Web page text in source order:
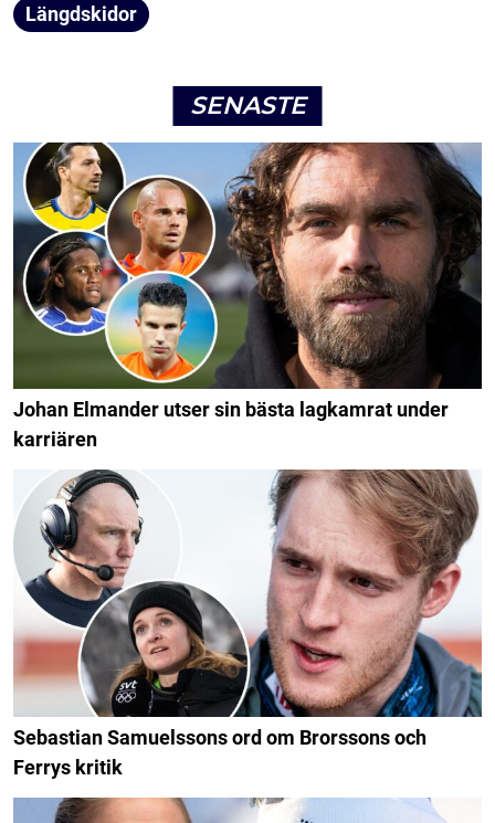
Längdskidor
SENASTE
Johan Elmander utser sin bästa lagkamrat under
karriären
Sebastian Samuelssons ord om Brorssons och
Ferrys kritik